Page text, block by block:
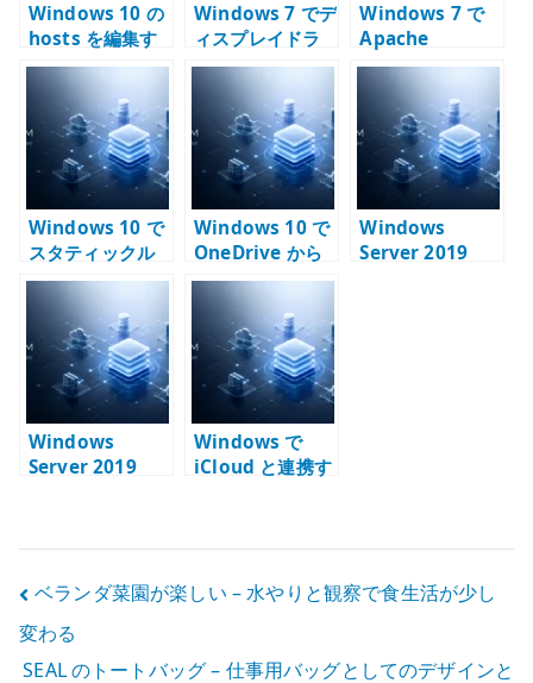
Windows 10 の
hosts を編集す
る方法 – 名前解
決を一時的に固
定する確認手順
Windows 7 でデ
ィスプレイドラ
イバの応答停止
と回復が出る場
合の確認点 –
Radeon HD
5450 と古い自作
PC の切り分け
Windows 7 で
Apache
Directory
Studio が起動し
ない場合の確認
点 – 64bit Java
と実行環境を揃
える
Windows 10 で
スタティックル
ートを設定する
方法 – route
add と永続ルー
トの確認
Windows 10 で
OneDrive から
ローカルフォル
ダーへ戻せない
場合の対処 – リ
ダイレクトエラ
ーを整理する
Windows
Server 2019
Windows
Server 2019
LDAP を確認す
と DN の見方
Windows で
iCloud と連携す
Apple ID と同期
る
投
稿
ベランダ菜園が楽しい – 水やりと観察で食生活が少し
変わる
SEAL のトートバッグ – 仕事用バッグとしてのデザインと